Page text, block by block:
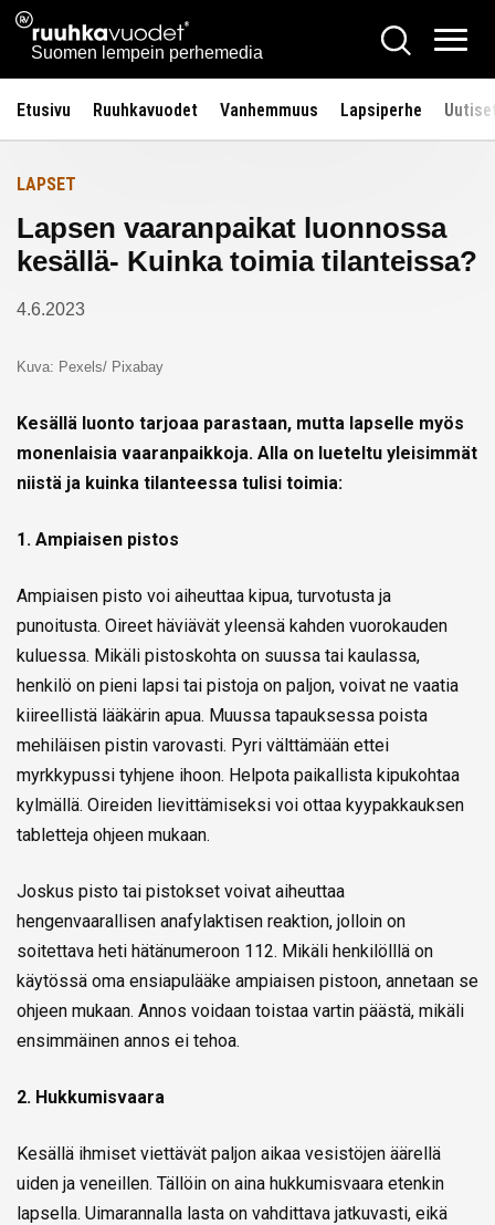
Siirry
sisältöön
Ruuhkavuodet.fi
Suomen lempein perhemedia
Hae
Etusivu Ruuhkavuodet Vanhemmuus Lapsiperhe
Etusivulle
LAPSET
Lapsen vaaranpaikat luonnossa
kesällä- Kuinka toimia tilanteissa?
4.6.2023
Kuva: Pexels/ Pixabay
Kesällä luonto tarjoaa parastaan, mutta lapselle myös
monenlaisia vaaranpaikkoja. Alla on lueteltu yleisimmät
niistä ja kuinka tilanteessa tulisi toimia:
1. Ampiaisen pistos
Ampiaisen pisto voi aiheuttaa kipua, turvotusta ja
punoitusta. Oireet häviävät yleensä kahden vuorokauden
kuluessa. Mikäli pistoskohta on suussa tai kaulassa,
henkilö on pieni lapsi tai pistoja on paljon, voivat ne vaatia
kiireellistä lääkärin apua. Muussa tapauksessa poista
mehiläisen pistin varovasti. Pyri välttämään ettei
myrkkypussi tyhjene ihoon. Helpota paikallista kipukohtaa
kylmällä. Oireiden lievittämiseksi voi ottaa kyypakkauksen
tabletteja ohjeen mukaan.
Joskus pisto tai pistokset voivat aiheuttaa
hengenvaarallisen anafylaktisen reaktion, jolloin on
soitettava heti hätänumeroon 112. Mikäli henkilölllä on
käytössä oma ensiapulääke ampiaisen pistoon, annetaan se
ohjeen mukaan. Annos voidaan toistaa vartin päästä, mikäli
ensimmäinen annos ei tehoa.
2. Hukkumisvaara
Kesällä ihmiset viettävät paljon aikaa vesistöjen äärellä
uiden ja veneillen. Tällöin on aina hukkumisvaara etenkin
lapsella. Uimarannalla lasta on vahdittava jatkuvasti, eikä